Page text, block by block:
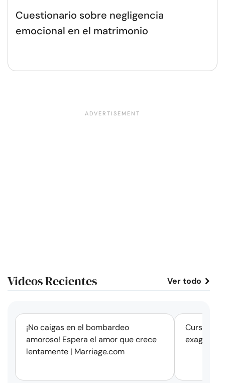
Cuestionario sobre negligencia
emocional en el matrimonio
Videos Recientes Ver todo
¡No caigas en el bombardeo
amoroso! Espera el amor que crece
lentamente | Marriage.com
Cursos